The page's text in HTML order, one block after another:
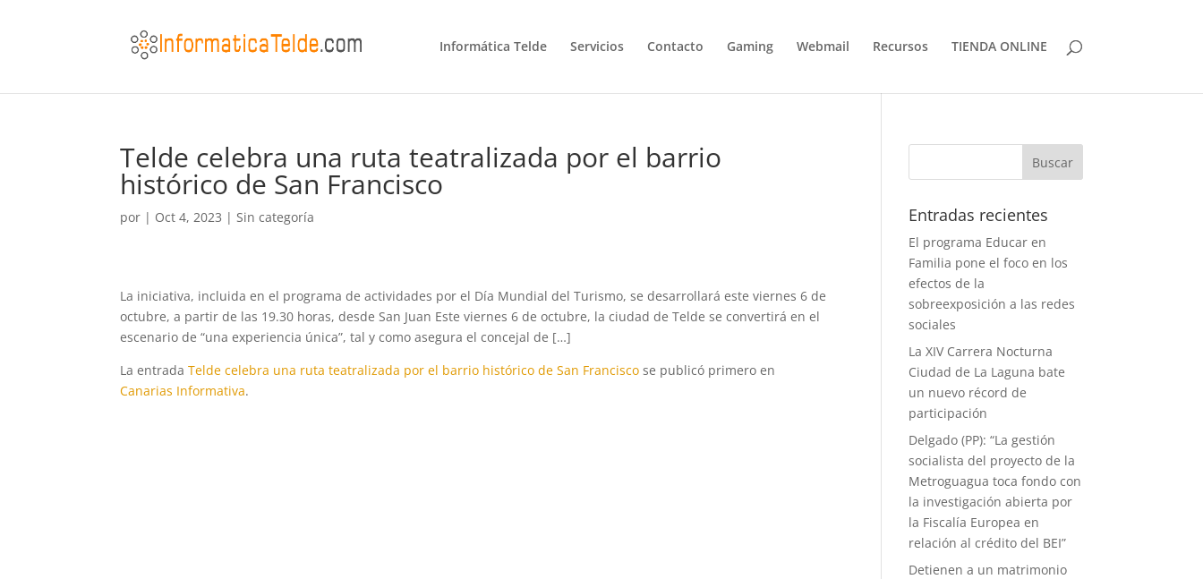
Informática Telde Servicios Contacto Gaming Webmail Recursos TIENDA ONLINE
Telde celebra una ruta teatralizada por el barrio
histórico de San Francisco
por | Oct 4, 2023 |Sin categoría
La iniciativa, incluida en el programa de actividades por el Día Mundial del Turismo, se desarrollará este viernes 6 de
octubre, a partir de las 19.30 horas, desde San Juan Este viernes 6 de octubre, la ciudad de Telde se convertirá en el
escenario de “una experiencia única”, tal y como asegura el concejal de […]
La entradaTelde celebra una ruta teatralizada por el barrio histórico de San Francisco se publicó primero en
Canarias Informativa.
Entradas recientes
El programa Educar en
Familia pone el foco en los
efectos de la
sobreexposición a las redes
sociales
La XIV Carrera Nocturna
Ciudad de La Laguna bate
un nuevo récord de
participación
Delgado (PP): “La gestión
socialista del proyecto de la
Metroguagua toca fondo con
la investigación abierta por
la Fiscalía Europea en
relación al crédito del BEI”
Detienen a un matrimonio